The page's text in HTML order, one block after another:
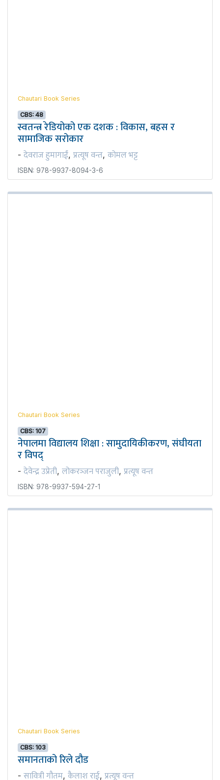
Chautari Book Series
CBS: 48
स्वतन्त्र रेडियोको एक दशक : विकास, बहस र
सामाजिक सरोकार
- देवराज हुमागाईं, प्रत्यूष वन्त, कोमल भट्ट
ISBN: 978-9937-8094-3-6
Chautari Book Series
CBS: 107
नेपालमा विद्यालय शिक्षा : सामुदायिकीकरण, संघीयता
र विपद्
- देवेन्द्र उप्रेती, लोकरञ्‍जन पराजुली, प्रत्यूष वन्त
ISBN: 978-9937-594-27-1
Chautari Book Series
CBS: 103
समानताको रिले दौड
- सावित्री गौतम, कैलाश राई, प्रत्यूष वन्त